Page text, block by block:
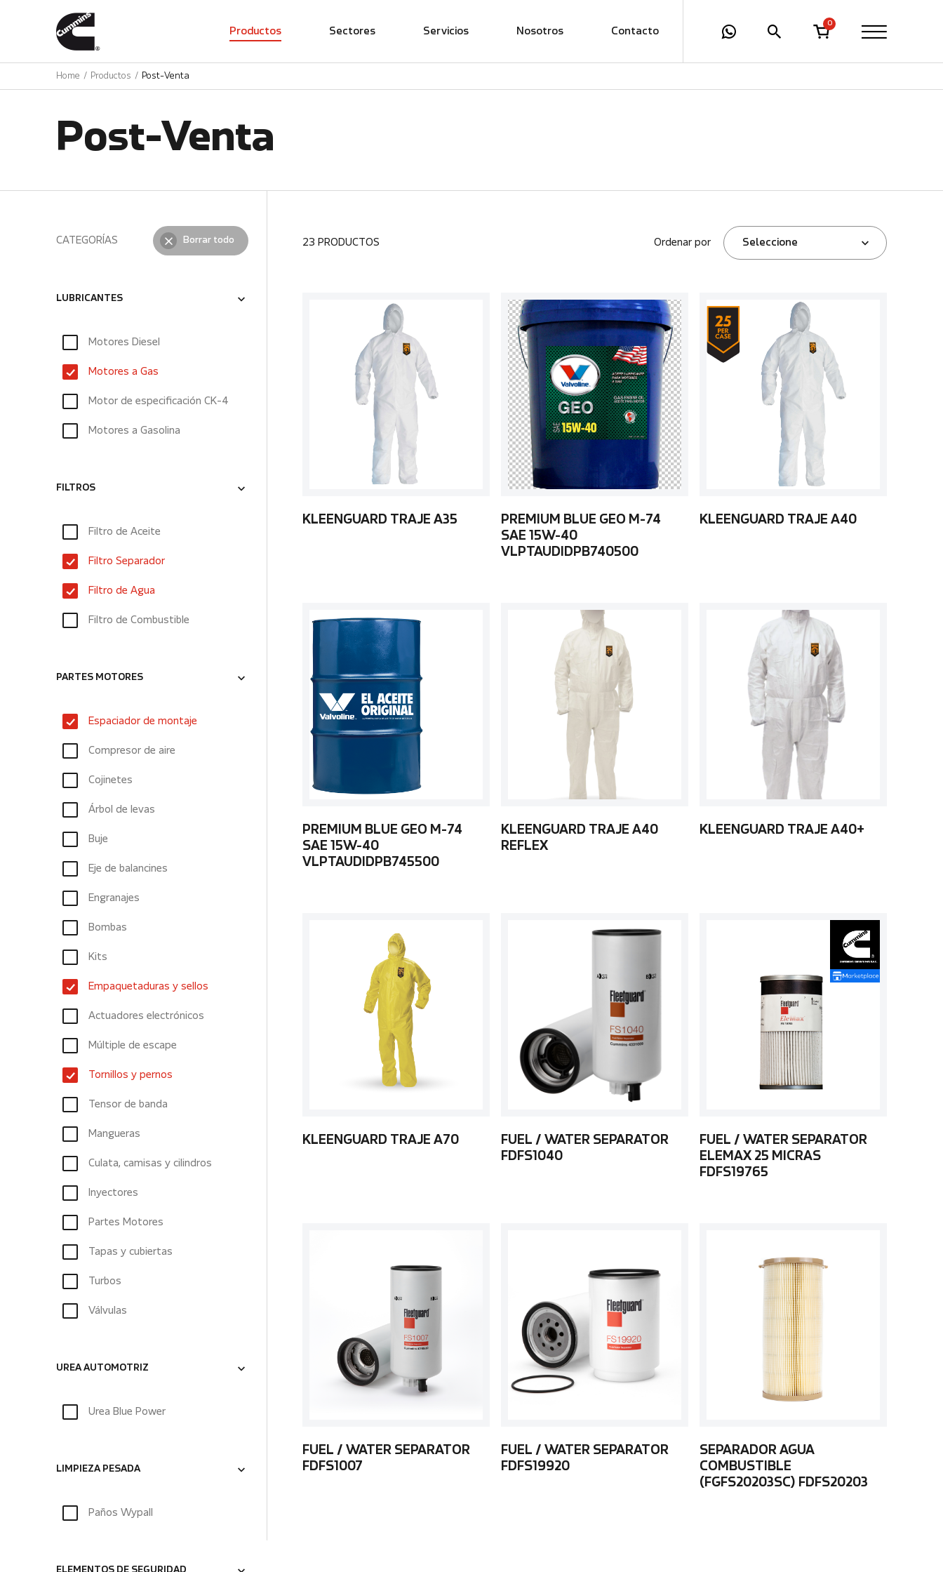
Productos Sectores Servicios Nosotros Contacto
0
Home Productos Post-Venta
Post-Venta
CATEGORÍAS Borrar todo
LUBRICANTES
Motores Diesel
Motores a Gas
Motor de especificación CK-4
Motores a Gasolina
FILTROS
Filtro de Aceite
Filtro Separador
Filtro de Agua
Filtro de Combustible
PARTES MOTORES
Espaciador de montaje
Compresor de aire
Cojinetes
Árbol de levas
Buje
Eje de balancines
Engranajes
Bombas
Kits
Empaquetaduras y sellos
Actuadores electrónicos
Múltiple de escape
Tornillos y pernos
Tensor de banda
Mangueras
Culata, camisas y cilindros
Inyectores
Partes Motores
Tapas y cubiertas
Turbos
Válvulas
UREA AUTOMOTRIZ
Urea Blue Power
LIMPIEZA PESADA
Paños Wypall
23 PRODUCTOS Ordenar por Seleccione
KLEENGUARD TRAJE A35
PREMIUM BLUE GEO M-74
SAE 15W-40
VLPTAUDIDPB740500
KLEENGUARD TRAJE A40
PREMIUM BLUE GEO M-74
SAE 15W-40
VLPTAUDIDPB745500
KLEENGUARD TRAJE A40
REFLEX
KLEENGUARD TRAJE A40+
KLEENGUARD TRAJE A70
FUEL / WATER SEPARATOR
FDFS1040
FUEL / WATER SEPARATOR
ELEMAX 25 MICRAS
FDFS19765
FUEL / WATER SEPARATOR
FDFS1007
FUEL / WATER SEPARATOR
FDFS19920
SEPARADOR AGUA
COMBUSTIBLE
(FGFS20203SC) FDFS20203